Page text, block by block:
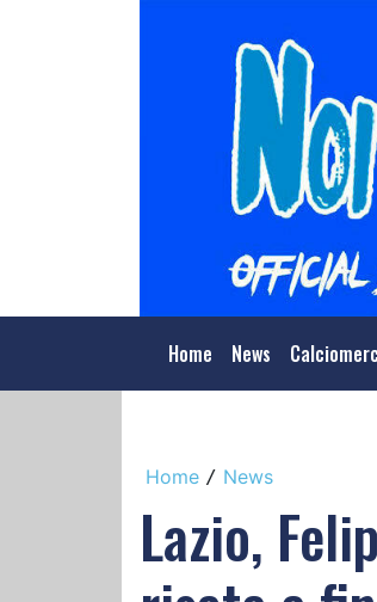
Home News
Home / News
Lazio,